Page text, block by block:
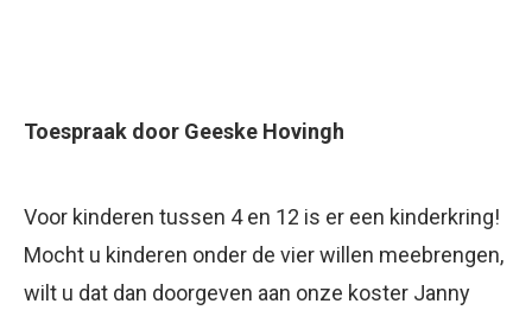
Toespraak door Geeske Hovingh
Voor kinderen tussen 4 en 12 is er een kinderkring!
Mocht u kinderen onder de vier willen meebrengen,
wilt u dat dan doorgeven aan onze koster Janny